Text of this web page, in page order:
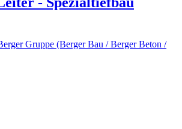
Gruppe (Berger Bau / Berger Beton /